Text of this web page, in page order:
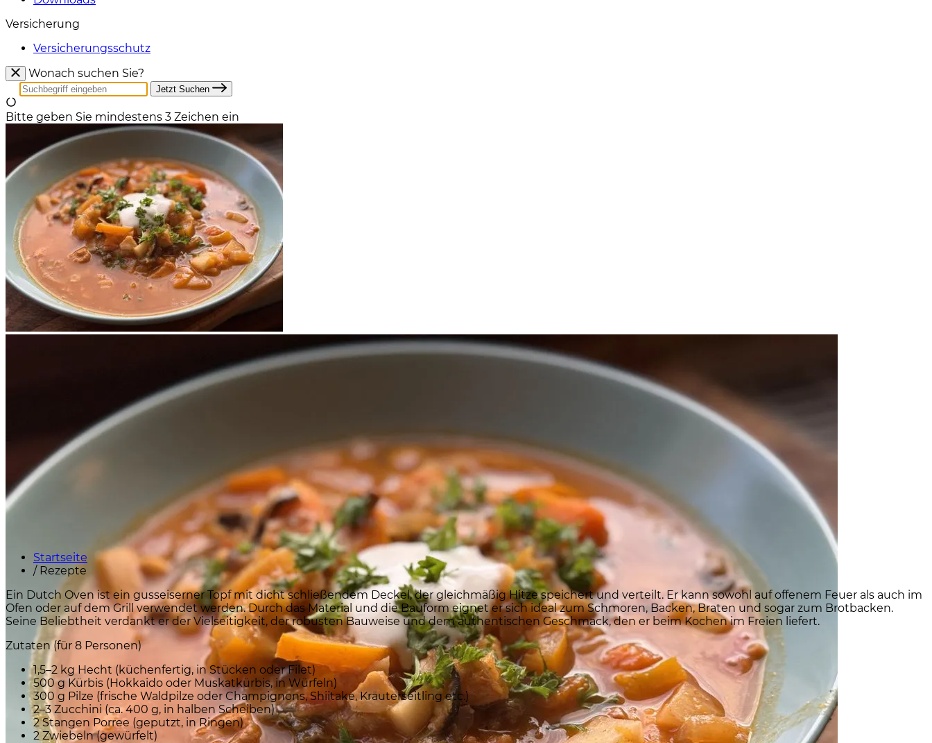
Versicherung
Versicherungsschutz
Wonach suchen Sie?
Jetzt Suchen
Bitte geben Sie mindestens 3 Zeichen ein
Startseite
/ Rezepte
Ein Dutch Oven ist ein gusseiserner Topf mit dicht schließendem Deckel, der gleichmäßig Hitze speichert und verteilt. Er kann sowohl auf offenem Feuer als auch im
Ofen oder auf dem Grill verwendet werden. Durch das Material und die Bauform eignet er sich ideal zum Schmoren, Backen, Braten und sogar zum Brotbacken.
Seine Beliebtheit verdankt er der Vielseitigkeit, der robusten Bauweise und dem authentischen Geschmack, den er beim Kochen im Freien liefert.
Zutaten (für 8 Personen)
1,5–2 kg Hecht (küchenfertig, in Stücken oder Filet)
500 g Kürbis (Hokkaido oder Muskatkürbis, in Würfeln)
300 g Pilze (frische Waldpilze oder Champignons, Shiitake, Kräuterseitling etc.)
2–3 Zucchini (ca. 400 g, in halben Scheiben)
2 Stangen Porree (geputzt, in Ringen)
2 Zwiebeln (gewürfelt)